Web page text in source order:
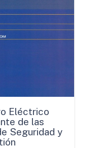
Eléctrico
de las
Seguridad y